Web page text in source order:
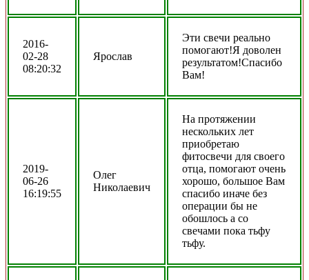
2016-
02-28
08:20:32
Ярослав
Эти свечи реально
помогают!Я доволен
результатом!Спасибо
Вам!
2019-
06-26
16:19:55
Олег
Николаевич
На протяжении
нескольких лет
приобретаю
фитосвечи для своего
отца, помогают очень
хорошо, большое Вам
спасибо иначе без
операции бы не
обошлось а со
свечами пока тьфу
тьфу.